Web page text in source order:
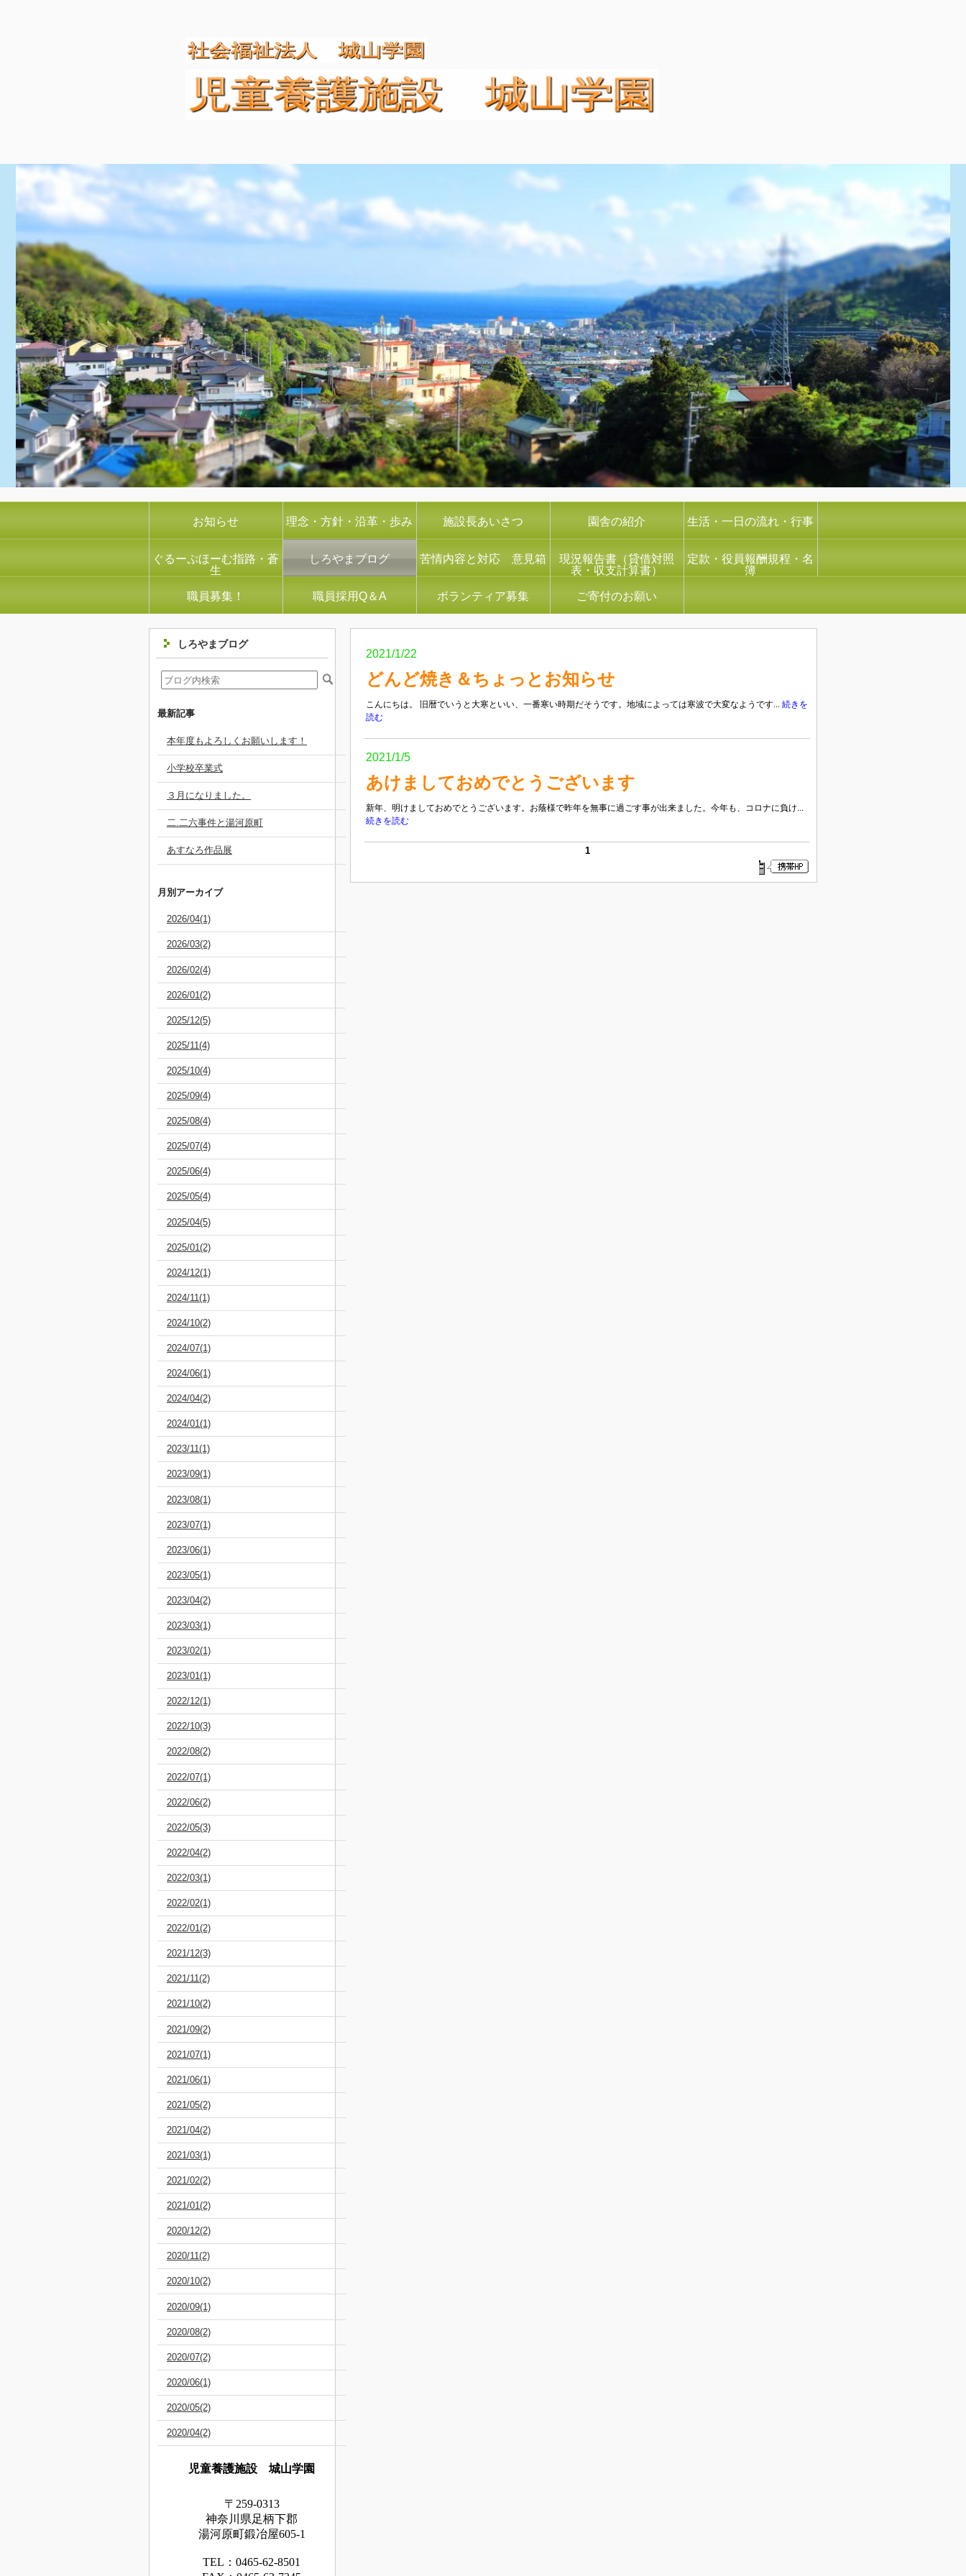
お知らせ 理念・方針・沿革・歩み 施設長あいさつ 園舎の紹介 生活・一日の流れ・行事
ぐるーぷほーむ指路・蒼
生
しろやまブログ 苦情内容と対応 意見箱
現況報告書（貸借対照
表・収支計算書）
定款・役員報酬規程・名
簿
職員募集！ 職員採用Q＆A ボランティア募集 ご寄付のお願い
しろやまブログ
最新記事
本年度もよろしくお願いします！
小学校卒業式
３月になりました。
二.二六事件と湯河原町
あすなろ作品展
月別アーカイブ
2026/04(1)
2026/03(2)
2026/02(4)
2026/01(2)
2025/12(5)
2025/11(4)
2025/10(4)
2025/09(4)
2025/08(4)
2025/07(4)
2025/06(4)
2025/05(4)
2025/04(5)
2025/01(2)
2024/12(1)
2024/11(1)
2024/10(2)
2024/07(1)
2024/06(1)
2024/04(2)
2024/01(1)
2023/11(1)
2023/09(1)
2023/08(1)
2023/07(1)
2023/06(1)
2023/05(1)
2023/04(2)
2023/03(1)
2023/02(1)
2023/01(1)
2022/12(1)
2022/10(3)
2022/08(2)
2022/07(1)
2022/06(2)
2022/05(3)
2022/04(2)
2022/03(1)
2022/02(1)
2022/01(2)
2021/12(3)
2021/11(2)
2021/10(2)
2021/09(2)
2021/07(1)
2021/06(1)
2021/05(2)
2021/04(2)
2021/03(1)
2021/02(2)
2021/01(2)
2020/12(2)
2020/11(2)
2020/10(2)
2020/09(1)
2020/08(2)
2020/07(2)
2020/06(1)
2020/05(2)
2020/04(2)
児童養護施設 城山学園
〒259-0313
神奈川県足柄下郡
湯河原町鍛冶屋605-1
TEL：0465‐62‐8501
2021/1/22
どんど焼き＆ちょっとお知らせ
こんにちは。 旧暦でいうと大寒といい、一番寒い時期だそうです。地域によっては寒波で大変なようです... 続きを
読む
2021/1/5
あけましておめでとうございます
新年、明けましておめでとうございます。お蔭様で昨年を無事に過ごす事が出来ました。今年も、コロナに負け...
続きを読む
1